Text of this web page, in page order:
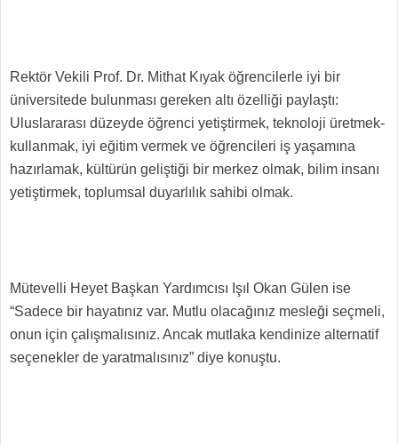
Rektör Vekili Prof. Dr. Mithat Kıyak öğrencilerle iyi bir
üniversitede bulunması gereken altı özelliği paylaştı:
Uluslararası düzeyde öğrenci yetiştirmek, teknoloji üretmek-
kullanmak, iyi eğitim vermek ve öğrencileri iş yaşamına
hazırlamak, kültürün geliştiği bir merkez olmak, bilim insanı
yetiştirmek, toplumsal duyarlılık sahibi olmak.
Mütevelli Heyet Başkan Yardımcısı Işıl Okan Gülen ise
“Sadece bir hayatınız var. Mutlu olacağınız mesleği seçmeli,
onun için çalışmalısınız. Ancak mutlaka kendinize alternatif
seçenekler de yaratmalısınız” diye konuştu.